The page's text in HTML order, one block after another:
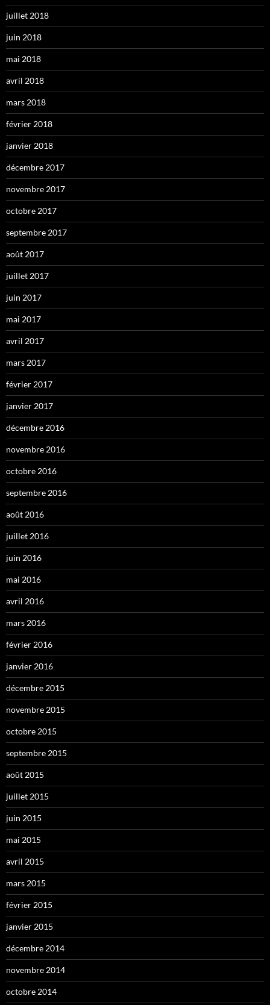
juillet 2018
juin 2018
mai 2018
avril 2018
mars 2018
février 2018
janvier 2018
décembre 2017
novembre 2017
octobre 2017
septembre 2017
août 2017
juillet 2017
juin 2017
mai 2017
avril 2017
mars 2017
février 2017
janvier 2017
décembre 2016
novembre 2016
octobre 2016
septembre 2016
août 2016
juillet 2016
juin 2016
mai 2016
avril 2016
mars 2016
février 2016
janvier 2016
décembre 2015
novembre 2015
octobre 2015
septembre 2015
août 2015
juillet 2015
juin 2015
mai 2015
avril 2015
mars 2015
février 2015
janvier 2015
décembre 2014
novembre 2014
octobre 2014